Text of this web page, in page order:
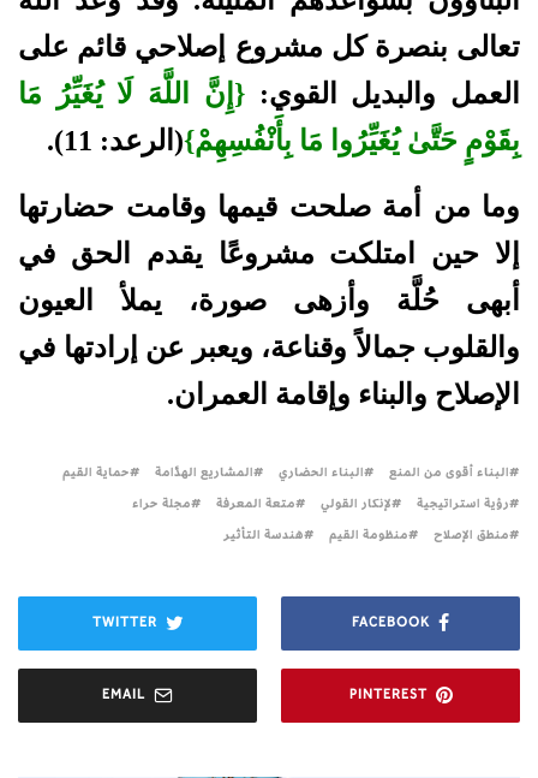
تعالى بنصرة كل مشروع إصلاحي قائم على
العمل والبديل القوي:{إِنَّ اللَّهَ لَا يُغَيِّرُ مَا
بِقَوْمٍ حَتَّىٰ يُغَيِّرُوا مَا بِأَنْفُسِهِمْ}(الرعد: 11).
وما من أمة صلحت قيمها وقامت حضارتها
إلا حين امتلكت مشروعًا يقدم الحق في
أبهى حُلَّة وأزهى صورة، يملأ العيون
والقلوب جمالاً وقناعة، ويعبر عن إرادتها في
الإصلاح والبناء وإقامة العمران.
البناء أقوى من المنع البناء الحضاري المشاريع الهدَّامة
حماية القيم
رؤية استراتيجية
لإنكار القولي متعة المعرفة
مجلة حراء
منطق الإصلاح
منظومة القيم هندسة التأثير
FACEBOOK
TWITTER
PINTEREST
EMAIL